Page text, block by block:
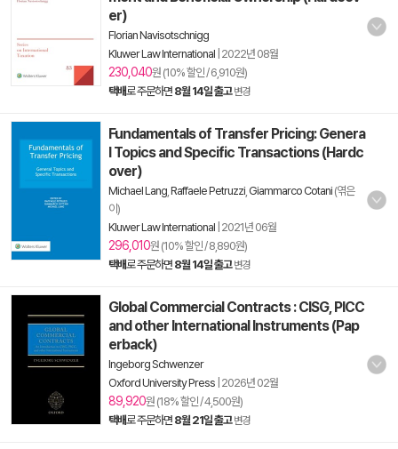
er)
Florian Navisotschnigg
Kluwer Law International 2022년 08월
230,040원 (10% 할인 / 6,910원)
택배로 주문하면 8월 14일 출고 변경
Fundamentals of Transfer Pricing: Genera
l Topics and Specific Transactions (Hardc
over)
Michael Lang Raffaele Petruzzi Giammarco Cotani (엮은
이)
Kluwer Law International 2021년 06월
296,010원 (10% 할인 / 8,890원)
택배로 주문하면 8월 14일 출고 변경
Global Commercial Contracts : CISG, PICC
and other International Instruments (Pap
erback)
Ingeborg Schwenzer
Oxford University Press 2026년 02월
89,920원 (18% 할인 / 4,500원)
택배로 주문하면 8월 21일 출고 변경